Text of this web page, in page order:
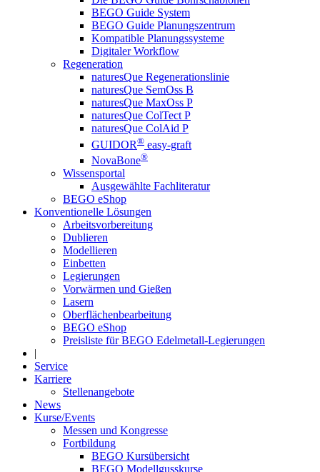
BEGO Guide System
BEGO Guide Planungszentrum
Kompatible Planungssysteme
Digitaler Workflow
Regeneration
naturesQue Regenerationslinie
naturesQue SemOss B
naturesQue MaxOss P
naturesQue ColTect P
naturesQue ColAid P
GUIDOR® easy-graft
NovaBone®
Wissensportal
Ausgewählte Fachliteratur
BEGO eShop
Konventionelle Lösungen
Arbeitsvorbereitung
Dublieren
Modellieren
Einbetten
Legierungen
Vorwärmen und Gießen
Lasern
Oberflächenbearbeitung
BEGO eShop
Preisliste für BEGO Edelmetall-Legierungen
|
Service
Karriere
Stellenangebote
News
Kurse/Events
Messen und Kongresse
Fortbildung
BEGO Kursübersicht
BEGO Modellgusskurse